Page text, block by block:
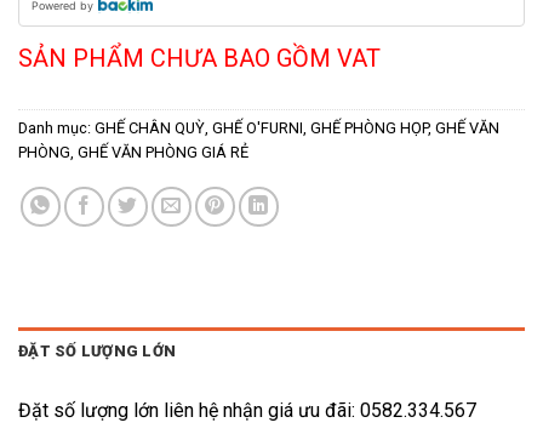
Powered by
SẢN PHẨM CHƯA BAO GỒM VAT
Danh mục: GHẾ CHÂN QUỲ, GHẾ O'FURNI, GHẾ PHÒNG HỌP, GHẾ VĂN
PHÒNG, GHẾ VĂN PHÒNG GIÁ RẺ
ĐẶT SỐ LƯỢNG LỚN
Đặt số lượng lớn liên hệ nhận giá ưu đãi: 0582.334.567